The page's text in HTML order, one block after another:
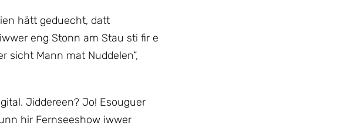
hätt geduecht, datt
eng Stonn am Stau sti fir e
sicht Mann mat Nuddelen“,
Jiddereen? Jo! Esouguer
hir Fernseeshow iwwer